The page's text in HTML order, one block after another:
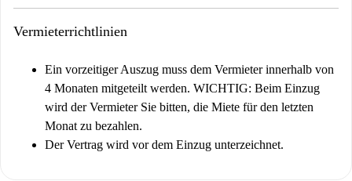
Vermieterrichtlinien
Ein vorzeitiger Auszug muss dem Vermieter innerhalb von
4 Monaten mitgeteilt werden. WICHTIG: Beim Einzug
wird der Vermieter Sie bitten, die Miete für den letzten
Monat zu bezahlen.
Der Vertrag wird vor dem Einzug unterzeichnet.